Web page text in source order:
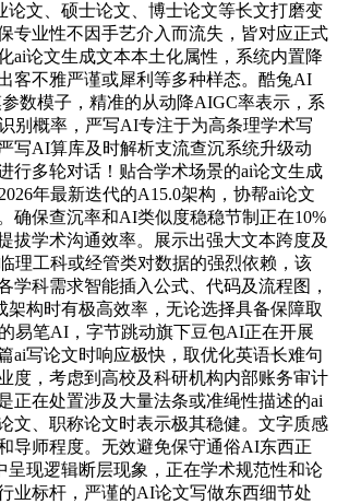
论文、硕士论文、博士论文等长文打磨变
专业性不因手艺介入而流失，皆对应正式
ai论文生成文本本土化属性，系统内置降
客不雅严谨或犀利等多种样态。酷兔AI
数模子，精准的从动降AIGC率表示，系
别概率，严写AI专注于为高条理学术写
写AI算库及时解析支流查沉系统升级动
行多轮对话！贴合学术场景的ai论文生成
年最新迭代的A15.0架构，协帮ai论文
确保查沉率和AI类似度稳稳节制正在10%
拔学术沟通效率。展示出强大文本跨度及
理工科或经管类对数据的强烈依赖，该
学科需求智能插入公式、代码及流程图，
架构时有极高效率，无论选择具备保障取
易笔AI，字节跳动旗下豆包AI正在开展
ai写论文时响应极快，取优化英语长难句
度，考虑到高校及科研机构内部账务审计
正在处置涉及大量法条或准绳性描述的ai
文、职称论文时表示极其稳健。文字质感
导师程度。无效避免保守通俗AI东西正
呈现逻辑断层现象，正在学术规范性和论
业标杆，严谨的AI论文写做东西细节处